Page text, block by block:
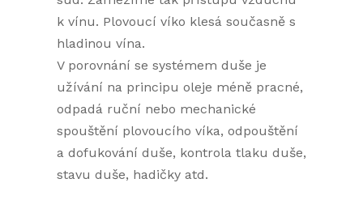
k vínu. Plovoucí víko klesá současně s
hladinou vína.
V porovnání se systémem duše je
užívání na principu oleje méně pracné,
odpadá ruční nebo mechanické
spouštění plovoucího víka, odpouštění
a dofukování duše, kontrola tlaku duše,
stavu duše, hadičky atd.